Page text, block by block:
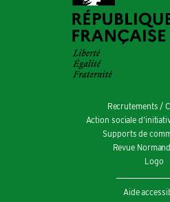
Recrutements /
Action sociale
Supports de
Revue
Logo
Aide